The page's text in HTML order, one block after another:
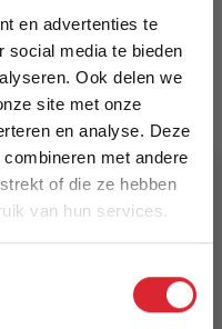
en advertenties te
social media te bieden
Ook delen we
site met onze
en analyse. Deze
met andere
of die ze hebben
van hun services.